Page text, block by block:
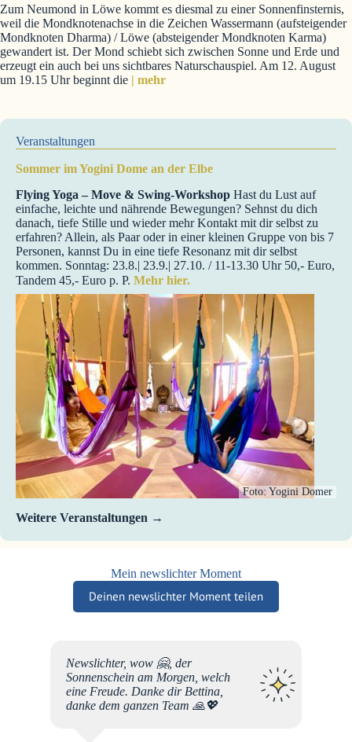
Zum Neumond in Löwe kommt es diesmal zu einer Sonnenfinsternis,
weil die Mondknotenachse in die Zeichen Wassermann (aufsteigender
Mondknoten Dharma) / Löwe (absteigender Mondknoten Karma)
gewandert ist. Der Mond schiebt sich zwischen Sonne und Erde und
erzeugt ein auch bei uns sichtbares Naturschauspiel. Am 12. August
um 19.15 Uhr beginnt die | mehr
Veranstaltungen
Sommer im Yogini Dome an der Elbe
Flying Yoga – Move & Swing-Workshop Hast du Lust auf
einfache, leichte und nährende Bewegungen? Sehnst du dich
danach, tiefe Stille und wieder mehr Kontakt mit dir selbst zu
erfahren? Allein, als Paar oder in einer kleinen Gruppe von bis 7
Personen, kannst Du in eine tiefe Resonanz mit dir selbst
kommen. Sonntag: 23.8.| 23.9.| 27.10. / 11-13.30 Uhr 50,- Euro,
Tandem 45,- Euro p. P. Mehr hier.
Foto: Yogini Domer
Weitere Veranstaltungen
Mein newslichter Moment
Deinen newslichter Moment teilen
Newslichter, wow 🤗, der
Sonnenschein am Morgen, welch
eine Freude. Danke dir Bettina,
danke dem ganzen Team 🙏💖